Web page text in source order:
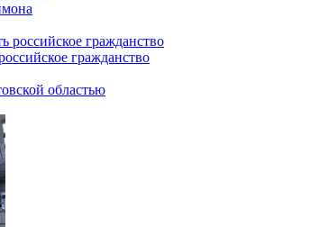
гражданство
областью